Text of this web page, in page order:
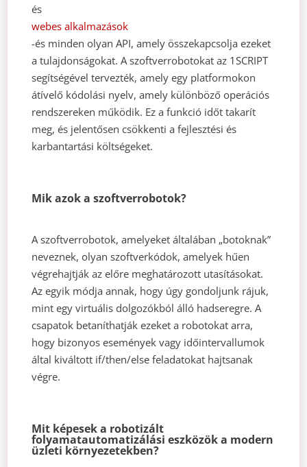
és
webes alkalmazások
-és minden olyan API, amely összekapcsolja ezeket
a tulajdonságokat. A szoftverrobotokat az 1SCRIPT
segítségével tervezték, amely egy platformokon
átívelő kódolási nyelv, amely különböző operációs
rendszereken működik. Ez a funkció időt takarít
meg, és jelentősen csökkenti a fejlesztési és
karbantartási költségeket.
Mik azok a szoftverrobotok?
A szoftverrobotok, amelyeket általában „botoknak”
neveznek, olyan szoftverkódok, amelyek hűen
végrehajtják az előre meghatározott utasításokat.
Az egyik módja annak, hogy úgy gondoljunk rájuk,
mint egy virtuális dolgozókból álló hadseregre. A
csapatok betaníthatják ezeket a robotokat arra,
hogy bizonyos események vagy időintervallumok
által kiváltott if/then/else feladatokat hajtsanak
végre.
Mit képesek a robotizált
folyamatautomatizálási eszközök a modern
üzleti környezetekben?